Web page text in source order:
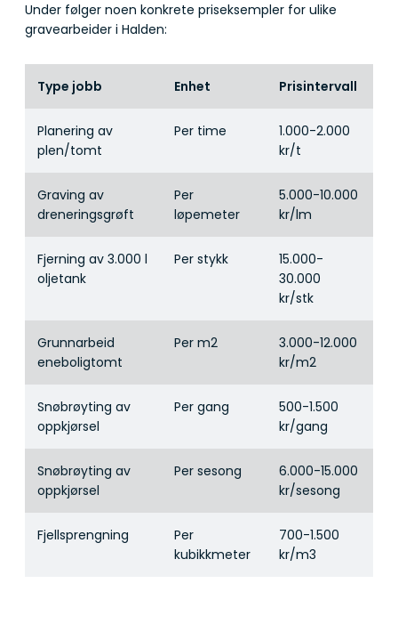
Under følger noen konkrete priseksempler for ulike
gravearbeider i Halden:
Type jobb Enhet Prisintervall
Planering av
plen/tomt
Per time
1.000-2.000
kr/t
Graving av
dreneringsgrøft
Per
løpemeter
5.000-10.000
kr/lm
Fjerning av 3.000 l
oljetank
Per stykk
15.000-
30.000
kr/stk
Grunnarbeid
eneboligtomt
Per m2
3.000-12.000
kr/m2
Snøbrøyting av
oppkjørsel
Per gang
500-1.500
kr/gang
Snøbrøyting av
oppkjørsel
Per sesong
6.000-15.000
kr/sesong
Fjellsprengning
Per
kubikkmeter
700-1.500
kr/m3